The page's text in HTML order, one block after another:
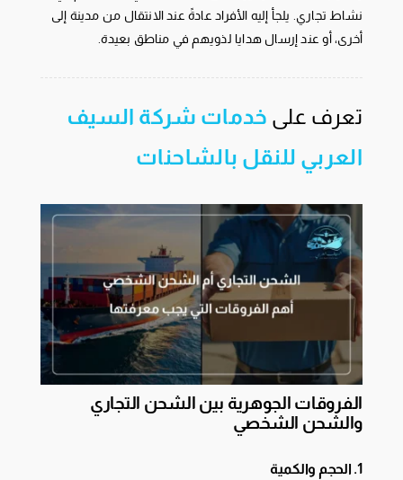
نشاط تجاري. يلجأ إليه الأفراد عادةً عند الانتقال من مدينة إلى
أخرى، أو عند إرسال هدايا لذويهم في مناطق بعيدة.
تعرف على خدمات شركة السيف
العربي للنقل بالشاحنات
الفروقات الجوهرية بين الشحن التجاري
والشحن الشخصي
1. الحجم والكمية